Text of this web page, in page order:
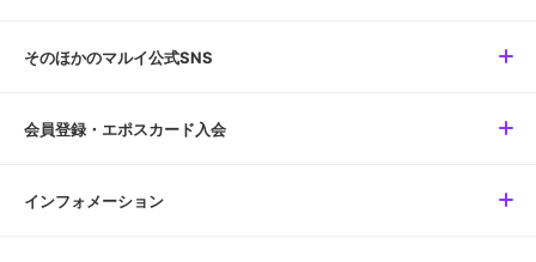
そのほかのマルイ公式SNS
会員登録・エポスカード入会
インフォメーション